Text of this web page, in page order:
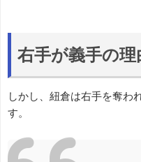
右手が義手の理
しかし、紐倉は右手を奪わ
す。